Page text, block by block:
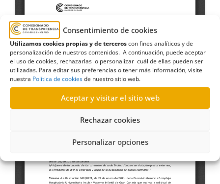
Consentimiento de cookies
Utilizamos cookies propias y de terceroscon fines analíticos y de
personalización de nuestros contenidos. A continuación, puede aceptar
el uso de cookies, rechazarlas o personalizar cuál de ellas pueden ser
utilizadas. Para editar sus preferencias o tener más información, visite
nuestra Política de cookiesde nuestro sitio web.
Aceptar y visitar el sitio web
Rechazar cookies
Personalizar opciones